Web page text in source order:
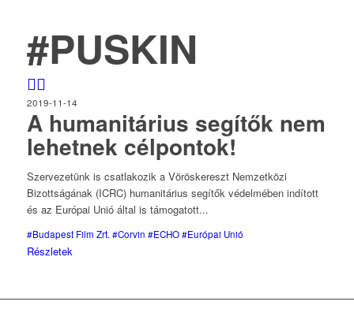
#PUSKIN
2019-11-14
A humanitárius segítők nem
lehetnek célpontok!
Szervezetünk is csatlakozik a Vöröskereszt Nemzetközi
Bizottságának (ICRC) humanitárius segítők védelmében indított
és az Európai Unió által is támogatott...
#Budapest Film Zrt. #Corvin #ECHO #Európai Unió
Részletek